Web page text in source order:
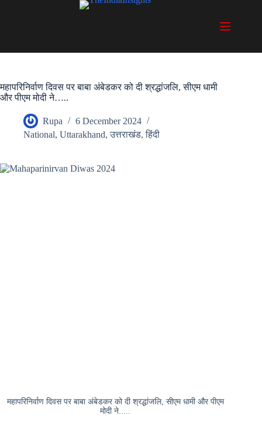
महापरिनिर्वाण दिवस पर बाबा अंबेडकर को दी श्रद्धांजलि, सीएम धामी
और पीएम मोदी ने…..
Rupa
6 December 2024
National, Uttarakhand,उत्तराखंड,हिंदी
महापरिनिर्वाण दिवस पर बाबा अंबेडकर को दी श्रद्धांजलि, सीएम धामी और पीएम
मोदी ने.....